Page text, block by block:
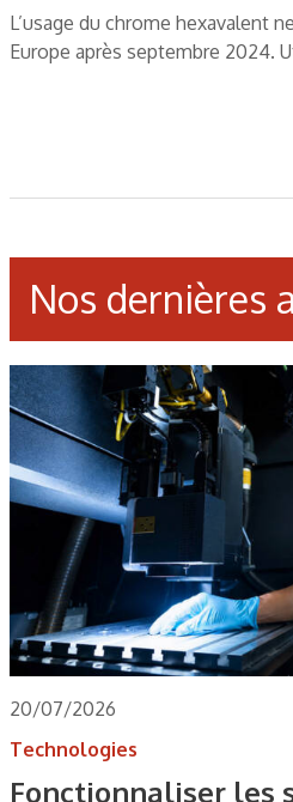
L’usage du chrome hexavalent
Europe après septembre 2024.
Nos dernières
20/07/2026
Technologies
Fonctionnaliser les